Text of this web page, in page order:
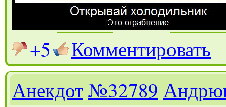
+5
Комментировать
Анекдот№32789